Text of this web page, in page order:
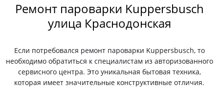
Ремонт пароварки Kuppersbusch
улица Краснодонская
Если потребовался ремонт пароварки Kuppersbusch, то
необходимо обратиться к специалистам из авторизованного
сервисного центра. Это уникальная бытовая техника,
которая имеет значительные конструктивные отличия.